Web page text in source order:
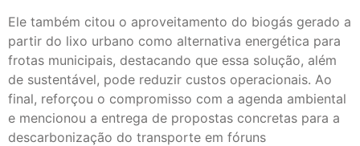
Ele também citou o aproveitamento do biogás gerado a
partir do lixo urbano como alternativa energética para
frotas municipais, destacando que essa solução, além
de sustentável, pode reduzir custos operacionais. Ao
final, reforçou o compromisso com a agenda ambiental
e mencionou a entrega de propostas concretas para a
descarbonização do transporte em fóruns